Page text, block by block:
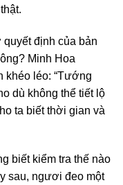
định của bản
Minh Hoa
khéo léo: “Tướng
dù không thể tiết lộ
ta biết thời gian và
biết kiểm tra thế nào
sau, ngươi đeo một